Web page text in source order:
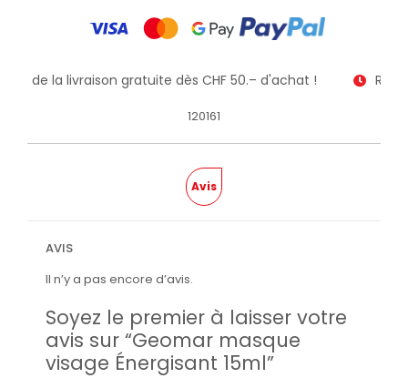
de la livraison gratuite dès CHF 50.– d'achat !
120161
Avis
AVIS
Il n’y a pas encore d’avis.
Soyez le premier à laisser votre
avis sur “Geomar masque
visage Énergisant 15ml”